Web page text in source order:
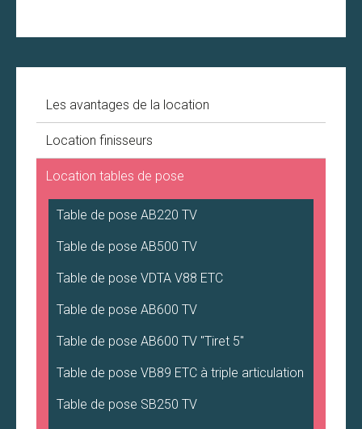
Les avantages de la location
Location finisseurs
Location tables de pose
Table de pose AB220 TV
Table de pose AB500 TV
Table de pose VDTA V88 ETC
Table de pose AB600 TV
Table de pose AB600 TV "Tiret 5"
Table de pose VB89 ETC à triple articulation
Table de pose SB250 TV